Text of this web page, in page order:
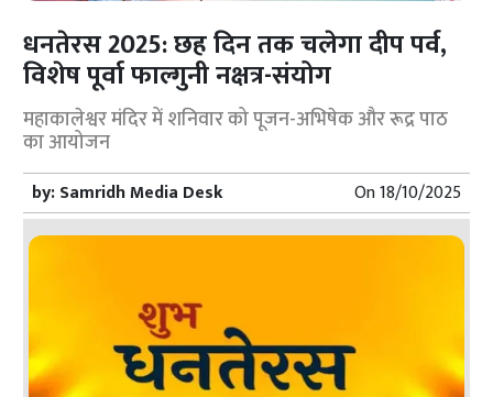
धनतेरस 2025: छह दिन तक चलेगा दीप पर्व,
विशेष पूर्वा फाल्गुनी नक्षत्र-संयोग
महाकालेश्वर मंदिर में शनिवार को पूजन-अभिषेक और रूद्र पाठ
का आयोजन
by:Samridh Media Desk On18/10/2025